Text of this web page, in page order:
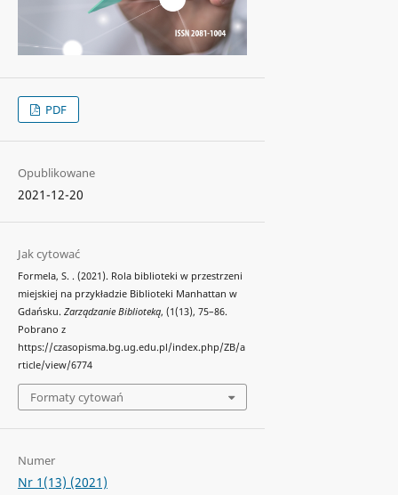
PDF
Opublikowane
2021-12-20
Jak cytować
Formela, S. . (2021). Rola biblioteki w przestrzeni
miejskiej na przykładzie Biblioteki Manhattan w
Gdańsku. Zarządzanie Biblioteką, (1(13), 75–86.
Pobrano z
https://czasopisma.bg.ug.edu.pl/index.php/ZB/a
rticle/view/6774
Formaty cytowań
Numer
Nr 1(13) (2021)